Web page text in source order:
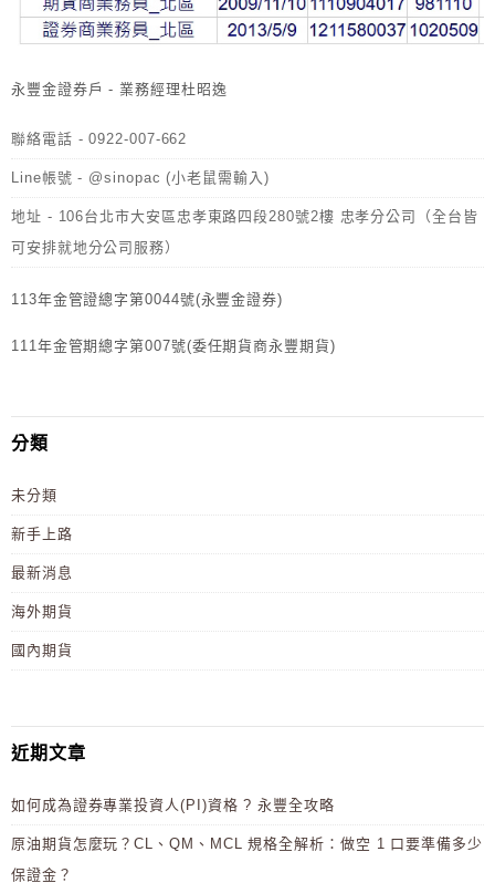
永豐金證券戶 - 業務經理杜昭逸
聯絡電話 - 0922-007-662
Line帳號 - @sinopac (小老鼠需輸入)
地址 - 106台北市大安區忠孝東路四段280號2樓 忠孝分公司（全台皆
可安排就地分公司服務）
113年金管證總字第0044號(永豐金證券)
111年金管期總字第007號(委任期貨商永豐期貨)
分類
未分類
新手上路
最新消息
海外期貨
國內期貨
近期文章
如何成為證券專業投資人(PI)資格 ? 永豐全攻略
原油期貨怎麼玩？CL、QM、MCL 規格全解析：做空 1 口要準備多少
保證金？